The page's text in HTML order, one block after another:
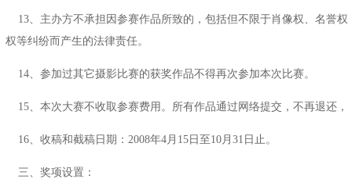
13、主办方不承担因参赛作品所致的，包括但不限于肖像权、名誉
权等纠纷而产生的法律责任。
14、参加过其它摄影比赛的获奖作品不得再次参加本次比赛。
15、本次大赛不收取参赛费用。所有作品通过网络提交，不再退还，
16、收稿和截稿日期：2008年4月15日至10月31日止。
三、奖项设置：